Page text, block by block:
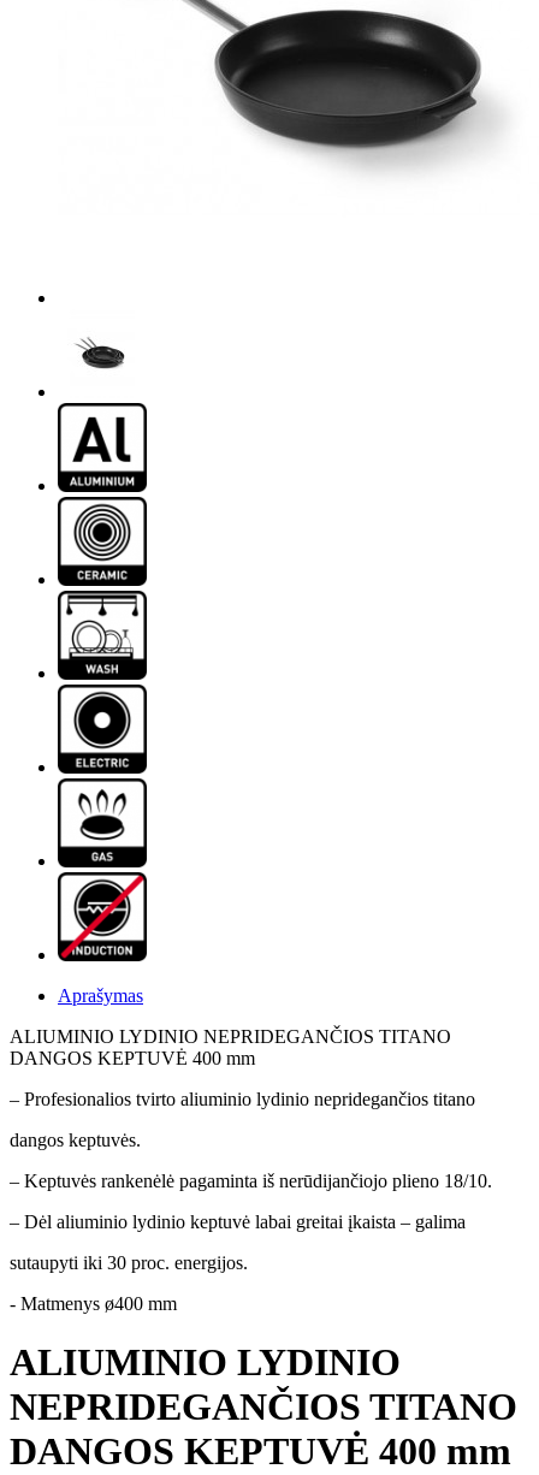
Aprašymas
ALIUMINIO LYDINIO NEPRIDEGANČIOS TITANO
DANGOS KEPTUVĖ 400 mm
– Profesionalios tvirto aliuminio lydinio nepridegančios titano
dangos keptuvės.
– Keptuvės rankenėlė pagaminta iš nerūdijančiojo plieno 18/10.
– Dėl aliuminio lydinio keptuvė labai greitai įkaista – galima
sutaupyti iki 30 proc. energijos.
- Matmenys ø400 mm
ALIUMINIO LYDINIO
NEPRIDEGANČIOS TITANO
DANGOS KEPTUVĖ 400 mm